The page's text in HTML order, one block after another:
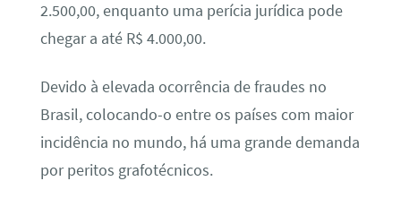
2.500,00, enquanto uma perícia jurídica pode
chegar a até R$ 4.000,00.
Devido à elevada ocorrência de fraudes no
Brasil, colocando-o entre os países com maior
incidência no mundo, há uma grande demanda
por peritos grafotécnicos.